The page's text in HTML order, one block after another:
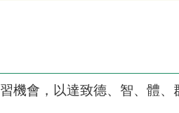
機會，以達致德、智、體、